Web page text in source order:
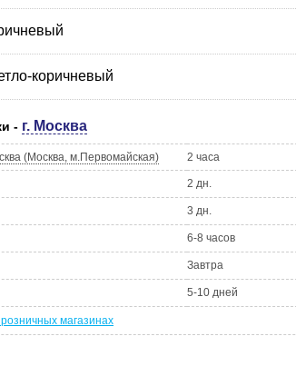
коричневый
- г. Москва
(Москва, м.Первомайская) 2 часа
2 дн.
3 дн.
6-8 часов
Завтра
5-10 дней
магазинах